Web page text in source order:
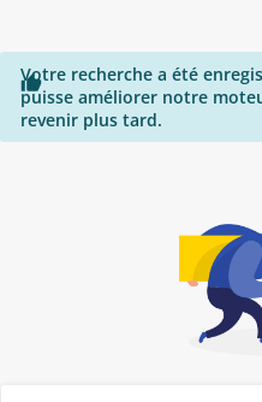

Votre recherche a été
puisse améliorer notre
revenir plus tard.